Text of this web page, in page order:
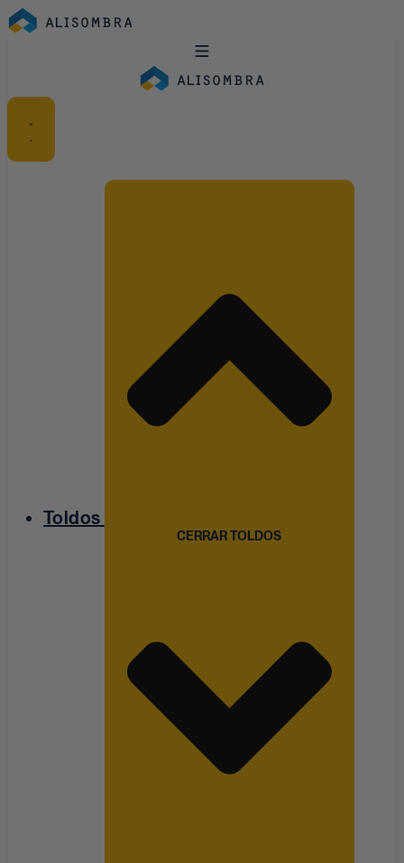
Ir
Toldos
CERRAR TOLDOS